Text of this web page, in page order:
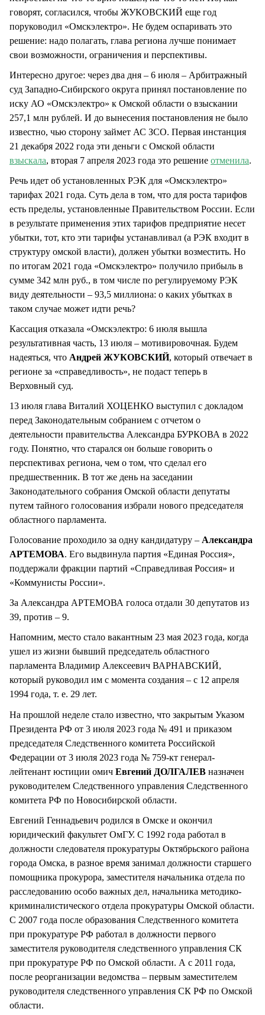
говорят, согласился, чтобы ЖУКОВСКИЙ еще год
поруководил «Омскэлектро». Не будем оспаривать это
решение: надо полагать, глава региона лучше понимает
свои возможности, ограничения и перспективы.
Интересно другое: через два дня – 6 июля – Арбитражный
суд Западно-Сибирского округа принял постановление по
иску АО «Омскэлектро» к Омской области о взыскании
257,1 млн рублей. И до вынесения постановления не было
известно, чью сторону займет АС ЗСО. Первая инстанция
21 декабря 2022 года эти деньги с Омской области
взыскала, вторая 7 апреля 2023 года это решение отменила.
Речь идет об установленных РЭК для «Омскэлектро»
тарифах 2021 года. Суть дела в том, что для роста тарифов
есть пределы, установленные Правительством России. Если
в результате применения этих тарифов предприятие несет
убытки, тот, кто эти тарифы устанавливал (а РЭК входит в
структуру омской власти), должен убытки возместить. Но
по итогам 2021 года «Омскэлектро» получило прибыль в
сумме 342 млн руб., в том числе по регулируемому РЭК
виду деятельности – 93,5 миллиона: о каких убытках в
таком случае может идти речь?
Кассация отказала «Омскэлектро: 6 июля вышла
результативная часть, 13 июля – мотивировочная. Будем
надеяться, что Андрей ЖУКОВСКИЙ, который отвечает в
регионе за «справедливость», не подаст теперь в
Верховный суд.
13 июля глава Виталий ХОЦЕНКО выступил с докладом
перед Законодательным собранием с отчетом о
деятельности правительства Александра БУРКОВА в 2022
году. Понятно, что старался он больше говорить о
перспективах региона, чем о том, что сделал его
предшественник. В тот же день на заседании
Законодательного собрания Омской области депутаты
путем тайного голосования избрали нового председателя
областного парламента.
Голосование проходило за одну кандидатуру – Александра
АРТЕМОВА. Его выдвинула партия «Единая Россия»,
поддержали фракции партий «Справедливая Россия» и
«Коммунисты России».
За Александра АРТЕМОВА голоса отдали 30 депутатов из
39, против – 9.
Напомним, место стало вакантным 23 мая 2023 года, когда
ушел из жизни бывший председатель областного
парламента Владимир Алексеевич ВАРНАВСКИЙ,
который руководил им с момента создания – с 12 апреля
1994 года, т. е. 29 лет.
На прошлой неделе стало известно, что закрытым Указом
Президента РФ от 3 июля 2023 года № 491 и приказом
председателя Следственного комитета Российской
Федерации от 3 июля 2023 года № 759-кт генерал-
лейтенант юстиции омич Евгений ДОЛГАЛЕВ назначен
руководителем Следственного управления Следственного
комитета РФ по Новосибирской области.
Евгений Геннадьевич родился в Омске и окончил
юридический факультет ОмГУ. С 1992 года работал в
должности следователя прокуратуры Октябрьского района
города Омска, в разное время занимал должности старшего
помощника прокурора, заместителя начальника отдела по
расследованию особо важных дел, начальника методико-
криминалистического отдела прокуратуры Омской области.
С 2007 года после образования Следственного комитета
при прокуратуре РФ работал в должности первого
заместителя руководителя следственного управления СК
при прокуратуре РФ по Омской области. А с 2011 года,
после реорганизации ведомства – первым заместителем
руководителя следственного управления СК РФ по Омской
области.